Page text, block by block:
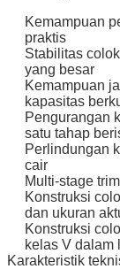
Kemampuan
praktis
Stabilitas
yang besar
Kemampuan
kapasitas
Pengurangan
satu tahap
Perlindungan
cair
Multi-stage
Konstruksi
dan ukuran
Konstruksi
kelas V dalam
Karakteristik